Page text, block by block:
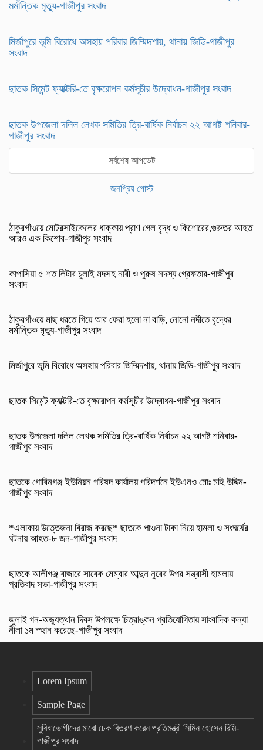
মর্মান্তিক মৃত্যু-গাজীপুর সংবাদ
মির্জাপুরে ভূমি বিরোধে অসহায় পরিবার জিম্মিদশায়, থানায় জিডি-গাজীপুর
সংবাদ
ছাতক সিমেন্ট ফ্যাক্টরি-তে বৃক্ষরোপন কর্মসূচীর উদ্বোধন-গাজীপুর সংবাদ
ছাতক উপজেলা দলিল লেখক সমিতির ত্রি-বার্ষিক নির্বাচন ২২ আগষ্ট শনিবার-
গাজীপুর সংবাদ
সর্বশেষ আপডেট
জনপ্রিয় পোস্ট
ঠাকুরগাঁওয়ে মোটরসাইকেলের ধাক্কায় প্রাণ গেল বৃদ্ধ ও কিশোরের,গুরুতর আহত
আরও এক কিশোর-গাজীপুর সংবাদ
কাপাসিয়া ৫ শত লিটার চুলাই মদসহ নারী ও পুরুষ সদস্য গ্রেফতার-গাজীপুর
সংবাদ
ঠাকুরগাঁওয়ে মাছ ধরতে গিয়ে আর ফেরা হলো না বাড়ি, নোনো নদীতে বৃদ্ধের
মর্মান্তিক মৃত্যু-গাজীপুর সংবাদ
মির্জাপুরে ভূমি বিরোধে অসহায় পরিবার জিম্মিদশায়, থানায় জিডি-গাজীপুর সংবাদ
ছাতক সিমেন্ট ফ্যাক্টরি-তে বৃক্ষরোপন কর্মসূচীর উদ্বোধন-গাজীপুর সংবাদ
ছাতক উপজেলা দলিল লেখক সমিতির ত্রি-বার্ষিক নির্বাচন ২২ আগষ্ট শনিবার-
গাজীপুর সংবাদ
ছাতকে গোবিনগঞ্জ ইউনিয়ন পরিষদ কার্যালয় পরিদর্শনে ইউএনও মোঃ মহি উদ্দিন-
গাজীপুর সংবাদ
*এলাকায় উত্তেজনা বিরাজ করছে* ছাতকে পাওনা টাকা নিয়ে হামলা ও সংঘর্ষের
ঘটনায় আহত-৮ জন-গাজীপুর সংবাদ
ছাতকে আলীগঞ্জ বাজারে সাবেক মেম্বার আব্দুন নুরের উপর সন্ত্রাসী হামলায়
প্রতিবাদ সভা-গাজীপুর সংবাদ
জুলাই গন-অভ্যুত্থান দিবস উপলক্ষে চিত্রাঙ্কন প্রতিযোগিতায় সাংবাদিক কন্যা
নীলা ১ম স্হান করেছে-গাজীপুর সংবাদ
Lorem Ipsum
Sample Page
সুবিধাভোগীদের মাঝে চেক বিতরণ করেন প্রতিমন্ত্রী সিমিন হোসেন রিমি-
গাজীপুর সংবাদ